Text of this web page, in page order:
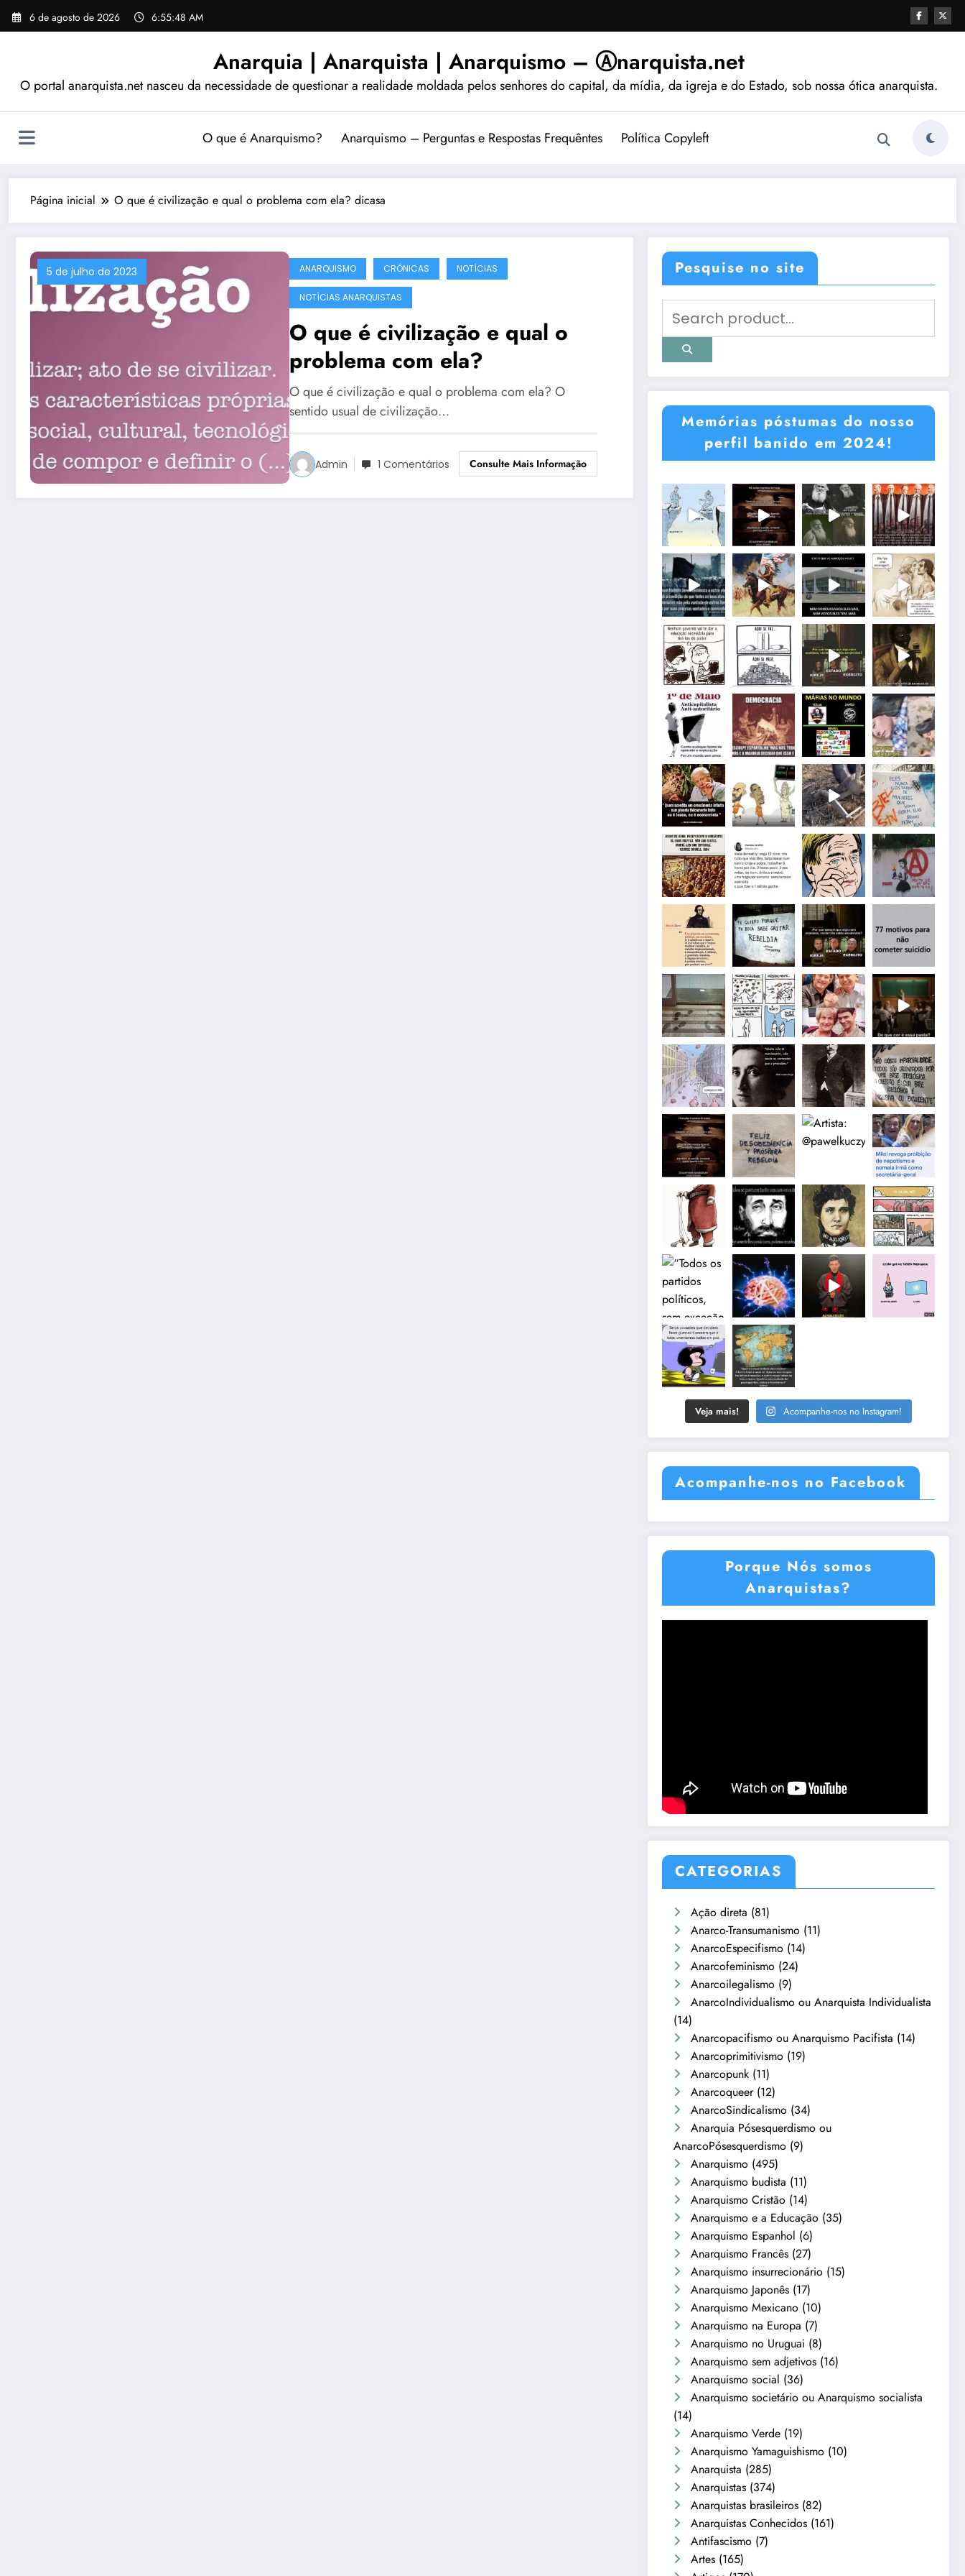
Pular
para
6 de agosto de 2026 6:55:48 AM
Anarquia | Anarquista | Anarquismo – Ⓐnarquista.net
O portal anarquista.net nasceu da necessidade de questionar a realidade moldada pelos senhores do capital, da mídia, da igreja e do Estado, sob nossa ótica anarquista.
O que é Anarquismo? Anarquismo – Perguntas e Respostas Frequêntes Política Copyleft
Página inicial O que é civilização e qual o problema com ela? dicasa
5 de julho de 2023 ANARQUISMO CRÔNICAS NOTÍCIAS
NOTÍCIAS ANARQUISTAS
O que é civilização e qual o
problema com ela?
O que é civilização e qual o problema com ela? O
sentido usual de civilização…
Admin 1 Comentários Consulte Mais Informação
Pesquise no site
Memórias póstumas do nosso
perfil banido em 2024!
Veja mais! Acompanhe-nos no Instagram!
Acompanhe-nos no Facebook
Porque Nós somos
Anarquistas?
CATEGORIAS
Ação direta (81)
Anarco-Transumanismo (11)
AnarcoEspecifismo (14)
Anarcofeminismo (24)
Anarcoilegalismo (9)
AnarcoIndividualismo ou Anarquista Individualista
(14)
Anarcopacifismo ou Anarquismo Pacifista (14)
Anarcoprimitivismo (19)
Anarcopunk (11)
Anarcoqueer(12)
AnarcoSindicalismo (34)
Anarquia Pósesquerdismo ou
AnarcoPósesquerdismo (9)
Anarquismo (495)
Anarquismo budista (11)
Anarquismo Cristão (14)
Anarquismo e a Educação (35)
Anarquismo Espanhol (6)
Anarquismo Francês (27)
Anarquismo insurrecionário (15)
Anarquismo Japonês (17)
Anarquismo Mexicano (10)
Anarquismo na Europa (7)
Anarquismo no Uruguai (8)
Anarquismo sem adjetivos (16)
Anarquismo social (36)
Anarquismo societário ou Anarquismo socialista
(14)
Anarquismo Verde (19)
Anarquismo Yamaguishismo (10)
Anarquista (285)
Anarquistas (374)
Anarquistas brasileiros (82)
Anarquistas Conhecidos (161)
Antifascismo (7)
Artes (165)